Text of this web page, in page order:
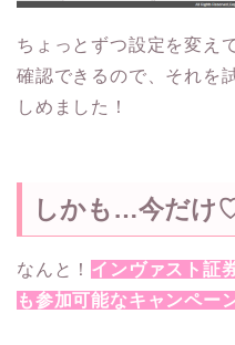
ちょっとずつ設定を変え
確認できるので、それを
しめました！
しかも…今だけ
なんと！ インヴァスト証
も参加可能なキャンペー